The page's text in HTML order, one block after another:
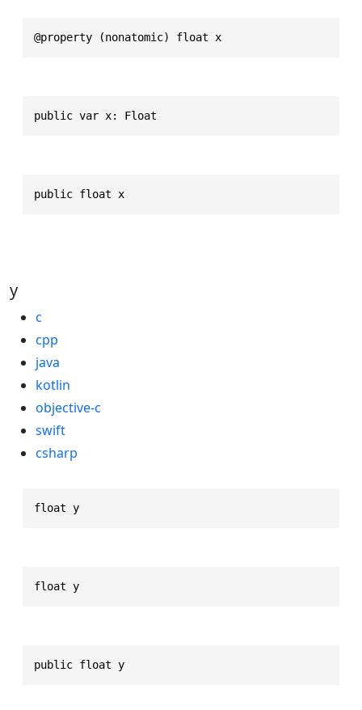
@property (nonatomic) float x
public var x: Float
public float x
y
c
cpp
java
kotlin
objective-c
swift
csharp
float y
float y
public float y